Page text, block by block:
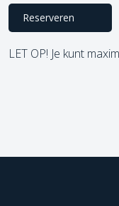
Reserveren
LET OP! Je kunt